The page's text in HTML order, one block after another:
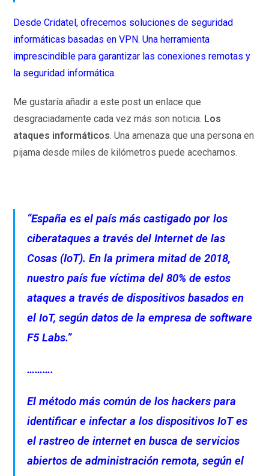
Desde Cridatel, ofrecemos soluciones de seguridad
informáticas basadas en VPN. Una herramienta
imprescindible para garantizar las conexiones remotas y
la seguridad informática.
Me gustaría añadir a este post un enlace que
desgraciadamente cada vez más son noticia. Los
ataques informáticos. Una amenaza que una persona en
pijama desde miles de kilómetros puede acecharnos.
“España es el país más castigado por los
ciberataques a través del Internet de las
Cosas (IoT). En la primera mitad de 2018,
nuestro país fue víctima del 80% de estos
ataques a través de dispositivos basados en
el IoT, según datos de la empresa de software
F5 Labs.”
……….
El método más común de los hackers para
identificar e infectar a los dispositivos IoT es
el rastreo de internet en busca de servicios
abiertos de administración remota, según el